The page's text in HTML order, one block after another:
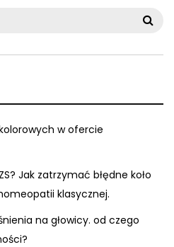
w ofercie
Jak zatrzymać błędne koło
klasycznej.
na głowicy. od czego